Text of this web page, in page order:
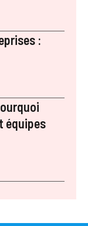
:
équipes